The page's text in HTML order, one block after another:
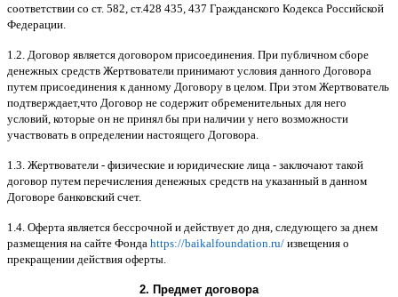
соответствии со ст. 582, ст.428 435, 437 Гражданского Кодекса Российской
Федерации
1.2. Договор является договором присоединения При публичном сборе
денежных средств Жертвователи принимают условия данного Договора
путем присоединения к данному Договору в целом При этом Жертвователь
подтверждает,что Договор не содержит обременительных для него
условий которые он не принял бы при наличии у него возможности
участвовать в определении настоящего Договора
1.3. Жертвователи - физические и юридические лица - заключают такой
договор путем перечисления денежных средств на указанный в данном
Договоре банковский счет.
1.4. Оферта является бессрочной и действует до дня следующего за днем
размещения на сайте Фонда https://baikalfoundation.ru/ извещения о
прекращении действия оферты
2. Предмет договора